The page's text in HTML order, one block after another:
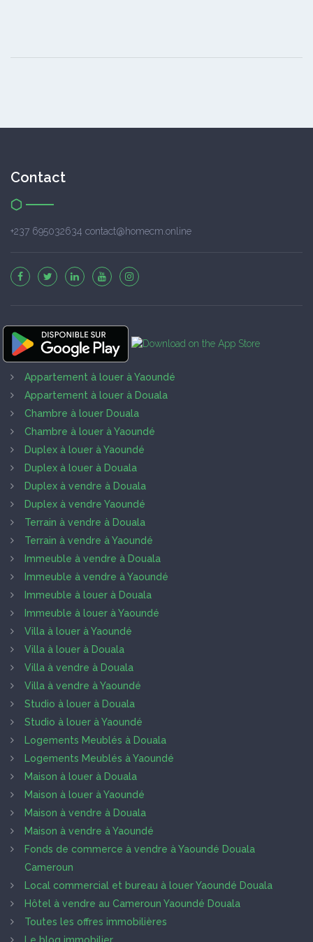
Contact
+237 695032634 contact@homecm.online
Appartement à louer à Yaoundé
Appartement à louer à Douala
Chambre à louer Douala
Chambre à louer à Yaoundé
Duplex à louer à Yaoundé
Duplex à louer à Douala
Duplex à vendre à Douala
Duplex à vendre Yaoundé
Terrain à vendre à Douala
Terrain à vendre à Yaoundé
Immeuble à vendre à Douala
Immeuble à vendre à Yaoundé
Immeuble à louer à Douala
Immeuble à louer à Yaoundé
Villa à louer à Yaoundé
Villa à louer à Douala
Villa à vendre à Douala
Villa à vendre à Yaoundé
Studio à louer à Douala
Studio à louer à Yaoundé
Logements Meublés à Douala
Logements Meublés à Yaoundé
Maison à louer à Douala
Maison à louer à Yaoundé
Maison à vendre à Douala
Maison à vendre à Yaoundé
Fonds de commerce à vendre à Yaoundé Douala
Cameroun
Local commercial et bureau à louer Yaoundé Douala
Hôtel à vendre au Cameroun Yaoundé Douala
Toutes les offres immobilières